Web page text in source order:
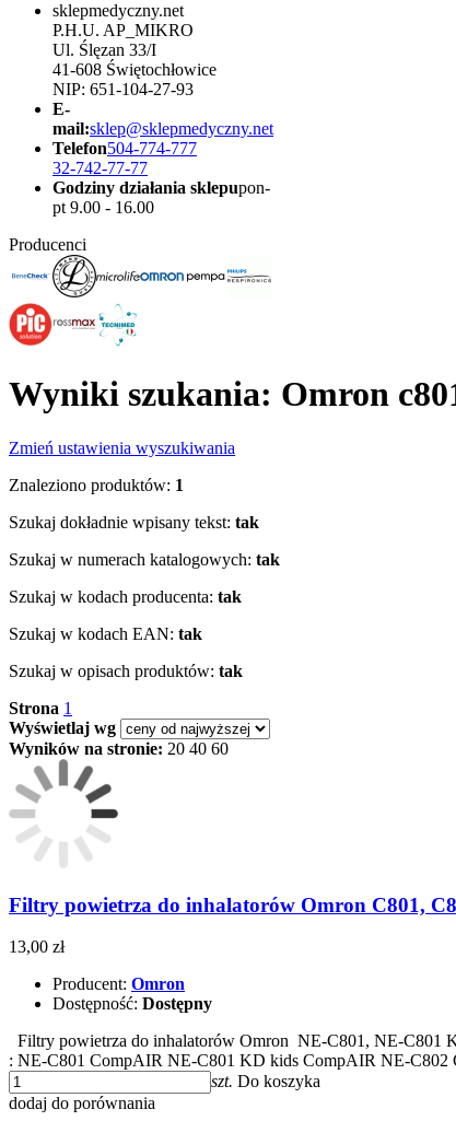
sklepmedyczny.net
P.H.U. AP_MIKRO
Ul. Ślęzan 33/I
41-608 Świętochłowice
NIP: 651-104-27-93
E-
mail:sklep@sklepmedyczny.net
Telefon504-774-777
32-742-77-77
Godziny działania sklepupon-
pt 9.00 - 16.00
Producenci
Wyniki szukania: Omron
Zmień ustawienia wyszukiwania
Znaleziono produktów: 1
Szukaj dokładnie wpisany tekst: tak
Szukaj w numerach katalogowych: tak
Szukaj w kodach producenta: tak
Szukaj w kodach EAN: tak
Szukaj w opisach produktów: tak
Strona 1
Wyświetlaj wg
Wyników na stronie: 20 40 60
Filtry powietrza do inhalatorów Omron C801,
13,00 zł
Producent: Omron
Dostępność: Dostępny
Filtry powietrza do inhalatorów Omron NE-C801, NE-
: NE-C801 CompAIR NE-C801 KD kids CompAIR NE-
szt. Do koszyka
dodaj do porównania